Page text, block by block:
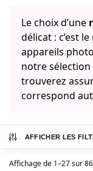
Par style
Robe bohème​
Robe
Robe
Robe chic​
Robe de
Robe fleurie​
Robe kabyle​
Le choix d’une
délicat : c’est
appareils
notre sélection
trouverez
correspond
AFFICHER LES
Affichage de 1–27 sur